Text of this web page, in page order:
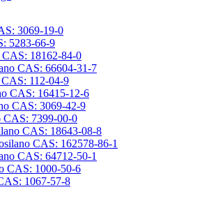
3069-19-0
5283-66-9
18162-84-0
CAS: 66604-31-7
112-04-9
CAS: 16415-12-6
CAS: 3069-42-9
CAS: 7399-00-0
CAS: 18643-08-8
CAS: 162578-86-1
CAS: 64712-50-1
CAS: 1000-50-6
1067-57-8